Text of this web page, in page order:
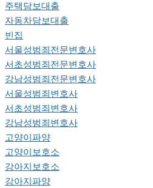
주택담보대출
자동차담보대출
빈집
서울성범죄전문변호사
서초성범죄전문변호사
강남성범죄전문변호사
서울성범죄변호사
서초성범죄변호사
강남성범죄변호사
고양이파양
고양이보호소
강아지보호소
강아지파양